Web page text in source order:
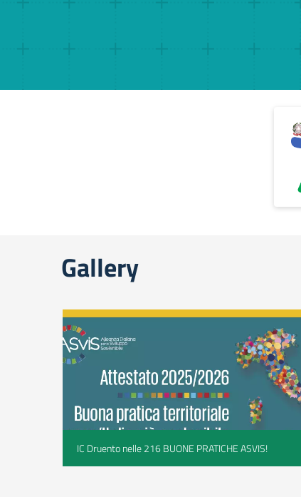
Gallery
IC Druento nelle 216 BUONE PRATICHE ASVIS!